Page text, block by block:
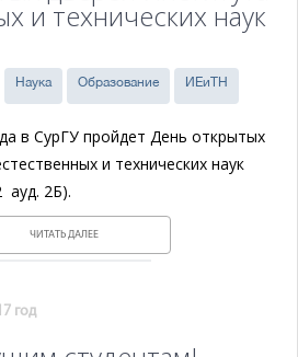
и технических наук
Наука Образование ИЕиТН
в СурГУ пройдет День открытых
и технических наук
ауд. 2Б).
ЧИТАТЬ ДАЛЕЕ
год